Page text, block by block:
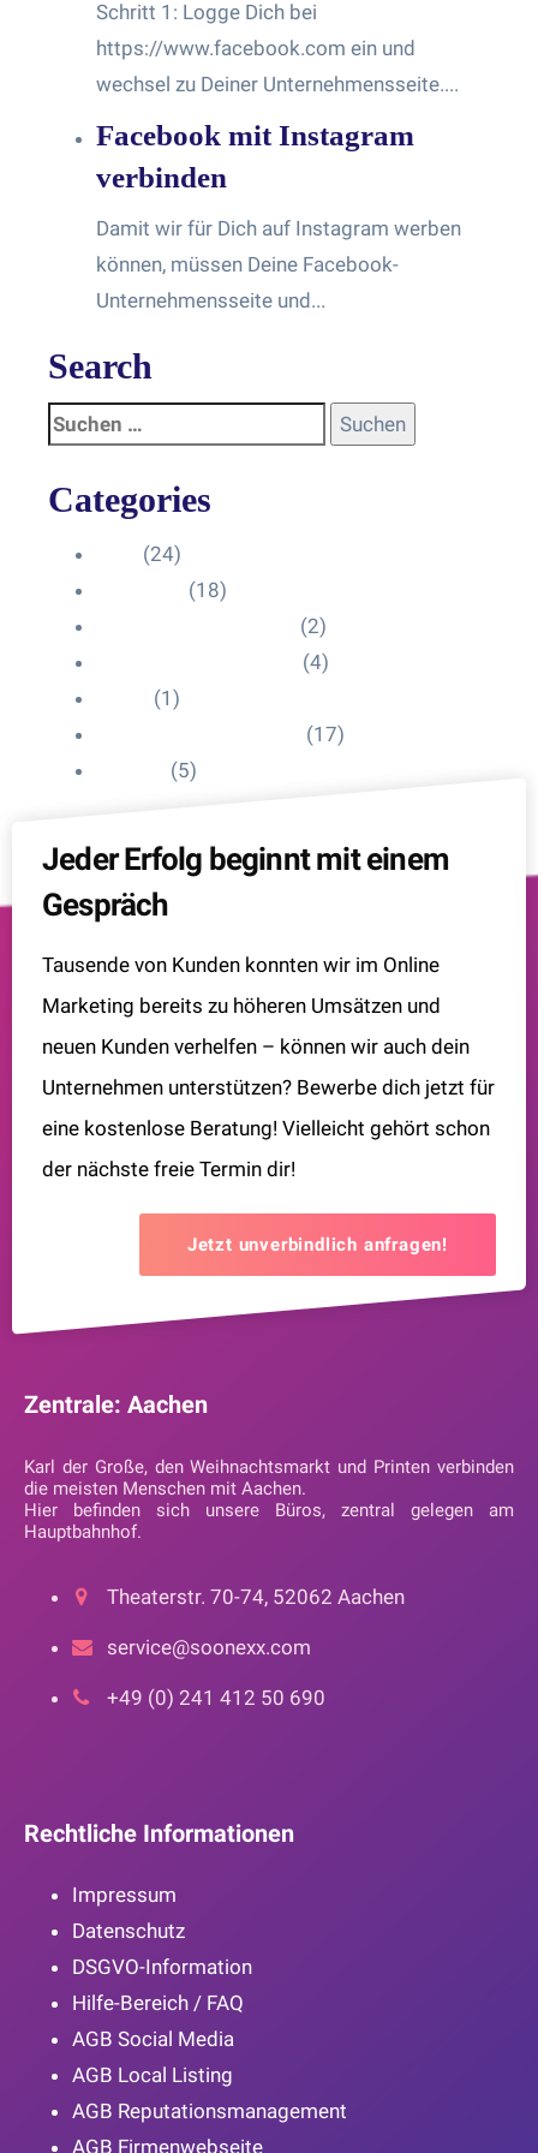
Schritt 1: Logge Dich bei
https://www.facebook.com ein und
wechsel zu Deiner Unternehmensseite....
Facebook mit Instagram
verbinden
Damit wir für Dich auf Instagram werben
können, müssen Deine Facebook-
Unternehmensseite und...
Search
Categories
(24)
(18)
(2)
(4)
(1)
(17)
(5)
Jeder Erfolg beginnt mit einem
Gespräch
Tausende von Kunden konnten wir im Online
Marketing bereits zu höheren Umsätzen und
neuen Kunden verhelfen – können wir auch dein
Unternehmen unterstützen? Bewerbe dich jetzt für
eine kostenlose Beratung! Vielleicht gehört schon
der nächste freie Termin dir!
Jetzt unverbindlich anfragen!
Zentrale: Aachen
Karl der Große, den Weihnachtsmarkt und Printen verbinden
die meisten Menschen mit Aachen.
Hier befinden sich unsere Büros, zentral gelegen am
Hauptbahnhof.
Theaterstr. 70-74, 52062 Aachen
service@soonexx.com
+49 (0) 241 412 50 690
Rechtliche Informationen
Impressum
Datenschutz
DSGVO-Information
Hilfe-Bereich / FAQ
AGB Social Media
AGB Local Listing
AGB Reputationsmanagement
AGB Firmenwebseite